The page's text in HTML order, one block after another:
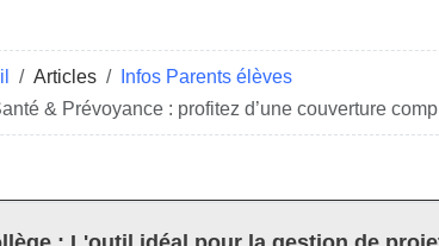
Articles
Infos Parents élèves
& Prévoyance : profitez d’une couverture